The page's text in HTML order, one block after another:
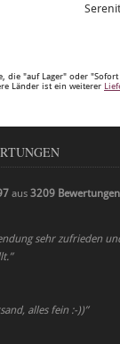
die "auf Lager" oder
Länder ist ein weiterer
aus3209 Bewertungen
sehr zufrieden
”
alles fein :-))”